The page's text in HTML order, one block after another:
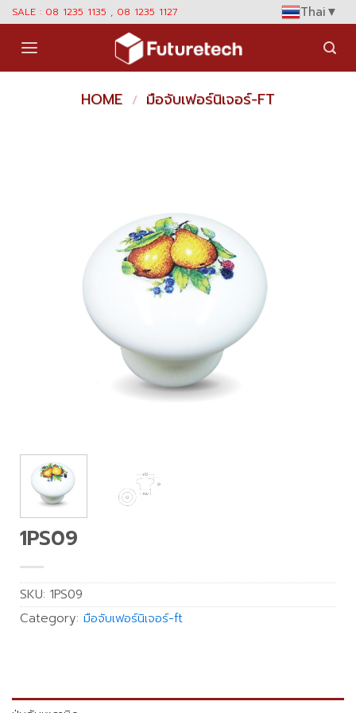
Skip
content
SALE : 08 1235 1135 , 08 1235 1127 Thai▼
HOME / มือจับเฟอร์นิเจอร์-FT
1PS09
SKU: 1PS09
Category: มือจับเฟอร์นิเจอร์-ft